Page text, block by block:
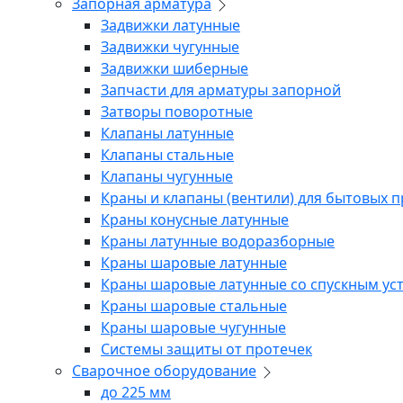
Запорная арматура
Задвижки латунные
Задвижки чугунные
Задвижки шиберные
Запчасти для арматуры запорной
Затворы поворотные
Клапаны латунные
Клапаны стальные
Клапаны чугунные
Краны и клапаны (вентили) для бытовых
Краны конусные латунные
Краны латунные водоразборные
Краны шаровые латунные
Краны шаровые латунные со спускным
Краны шаровые стальные
Краны шаровые чугунные
Системы защиты от протечек
Сварочное оборудование
до 225 мм